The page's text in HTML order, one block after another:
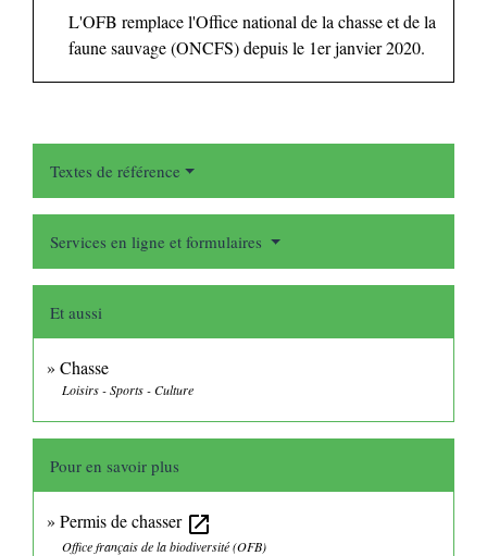
L'OFB remplace l'Office national de la chasse et de la
faune sauvage (ONCFS) depuis le 1erjanvier 2020.
Textes de référence
Services en ligne et formulaires
Et aussi
Chasse
Loisirs - Sports - Culture
Pour en savoir plus
Permis de chasser open_in_new
Office français de la biodiversité (OFB)